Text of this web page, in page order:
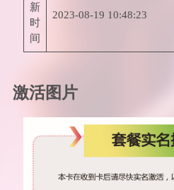
新
时
间
2023-08-19 10:48:23
激活图片